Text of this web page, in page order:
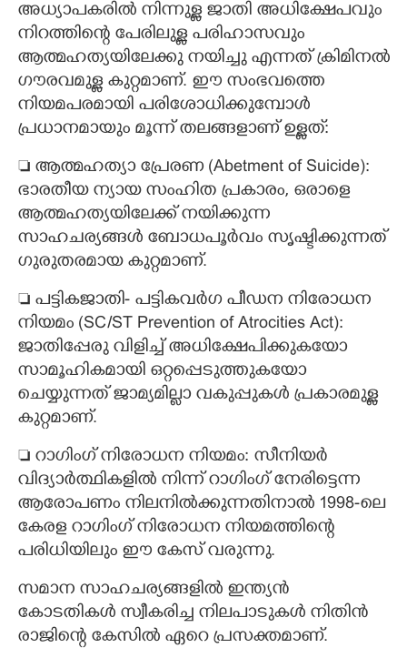
അധ്യാപകരിൽ നിന്നുള്ള ജാതി അധിക്ഷേപവും
നിറത്തിന്റെ പേരിലുള്ള പരിഹാസവും
ആത്മഹത്യയിലേക്കു നയിച്ചു എന്നത് ക്രിമിനൽ
ഗൗരവമുള്ള കുറ്റമാണ്. ഈ സംഭവത്തെ
നിയമപരമായി പരിശോധിക്കുമ്പോൾ
പ്രധാനമായും മൂന്ന് തലങ്ങളാണ് ഉള്ളത്:
 ​ആത്മഹത്യാ പ്രേരണ (Abetment of Suicide):
ഭാരതീയ ന്യായ സംഹിത പ്രകാരം, ഒരാളെ
ആത്മഹത്യയിലേക്ക് നയിക്കുന്ന
സാഹചര്യങ്ങൾ ബോധപൂർവം സൃഷ്ടിക്കുന്നത്
ഗുരുതരമായ കുറ്റമാണ്.
 ​പട്ടികജാതി- പട്ടികവർഗ പീഡന നിരോധന
നിയമം (SC/ST Prevention of Atrocities Act):
ജാതിപ്പേരു വിളിച്ച് അധിക്ഷേപിക്കുകയോ
സാമൂഹികമായി ഒറ്റപ്പെടുത്തുകയോ
ചെയ്യുന്നത് ജാമ്യമില്ലാ വകുപ്പുകൾ പ്രകാരമുള്ള
കുറ്റമാണ്.
 ​റാഗിംഗ് നിരോധന നിയമം: സീനിയർ
വിദ്യാർത്ഥികളിൽ നിന്ന് റാഗിംഗ് നേരിട്ടെന്ന
ആരോപണം നിലനിൽക്കുന്നതിനാൽ 1998-ലെ
കേരള റാഗിംഗ് നിരോധന നിയമത്തിന്റെ
പരിധിയിലും ഈ കേസ് വരുന്നു.
​സമാന സാഹചര്യങ്ങളിൽ ഇന്ത്യൻ
കോടതികൾ സ്വീകരിച്ച നിലപാടുകൾ നിതിൻ
രാജിന്റെ കേസിൽ ഏറെ പ്രസക്തമാണ്.